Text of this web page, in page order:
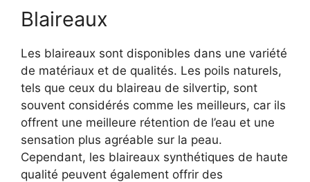
Blaireaux
Les blaireaux sont disponibles dans une variété
de matériaux et de qualités. Les poils naturels,
tels que ceux du blaireau de silvertip, sont
souvent considérés comme les meilleurs, car ils
offrent une meilleure rétention de l’eau et une
sensation plus agréable sur la peau.
Cependant, les blaireaux synthétiques de haute
qualité peuvent également offrir des